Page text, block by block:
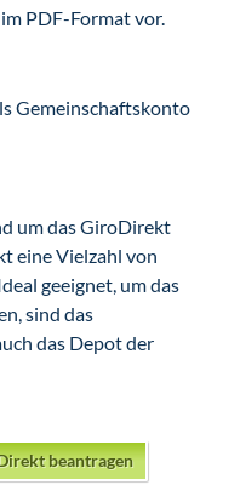
PDF-Format vor.
Gemeinschaftskonto
um das GiroDirekt
eine Vielzahl von
geeignet, um das
sind das
das Depot der
beantragen